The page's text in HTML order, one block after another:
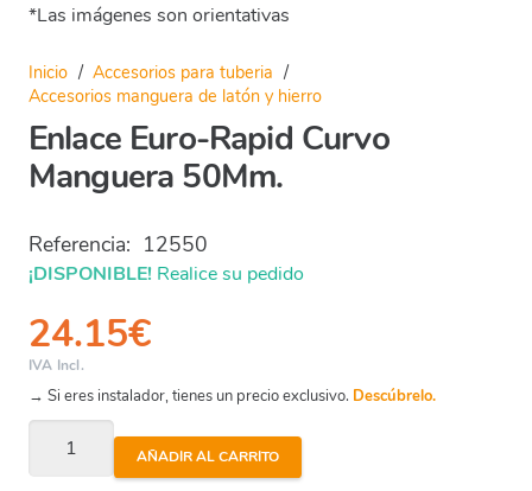
*Las imágenes son orientativas
Inicio / Accesorios para tuberia /
Accesorios manguera de latón y hierro
Enlace Euro-Rapid Curvo
Manguera 50Mm.
Referencia: 12550
¡DISPONIBLE! Realice su pedido
24.15€
IVA Incl.
→ Si eres instalador, tienes un precio exclusivo. Descúbrelo.
Enlace
Euro-
AÑADIR AL CARRITO